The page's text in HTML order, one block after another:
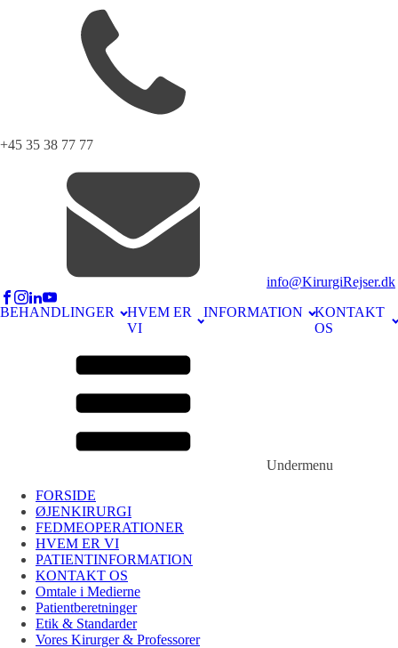
+45 35 38 77 77
info@KirurgiRejser.dk
BEHANDLINGER
HVEM ER
VI
INFORMATION
KONTAKT
OS
Undermenu
FORSIDE
ØJENKIRURGI
FEDMEOPERATIONER
HVEM ER VI
PATIENTINFORMATION
KONTAKT OS
Omtale i Medierne
Patientberetninger
Etik & Standarder
Vores Kirurger & Professorer